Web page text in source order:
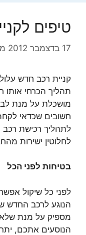
טיפים
17 בדצמבר 2012
קניית רכב חדש
תהליך הכרחי אותו
מושכלת על מנת
חשובים שכדאי
לתהליך רכישת
לחלוטין ישירות
בטיחות לפני הכל
לפני כל שיקול
הנוגע לרכב החדש
מספיק על מנת שלא
הנוסעים אתכם,